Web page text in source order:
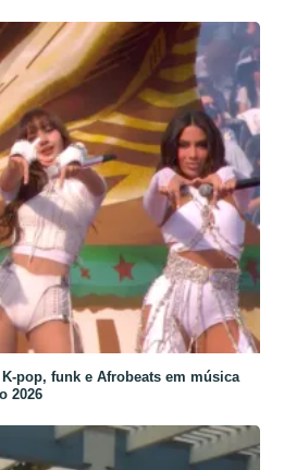
pop, funk e Afrobeats em música
2026